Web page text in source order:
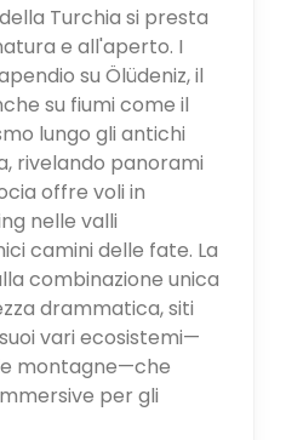
Turchia si presta
e all'aperto. I
su Ölüdeniz, il
su fiumi come il
lungo gli antichi
rivelando panorami
offre voli in
nelle valli
camini delle fate. La
combinazione unica
drammatica, siti
vari ecosistemi—
montagne—che
per gli